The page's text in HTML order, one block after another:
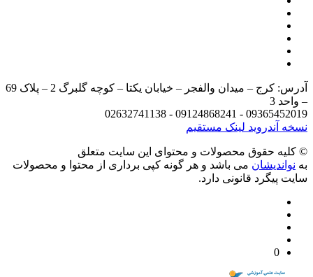
آدرس: کرج – میدان والفجر – خیابان یکتا – کوچه گلبرگ 2 – پلاک 69
3
09365452019 - 09124868241 -
آندرویدلینک مستقیم
حقوق محصولات و محتوای اين سایت متعلق
می باشد و هر گونه کپی برداری از محتوا و محصولات
پیگرد قانونی دارد.